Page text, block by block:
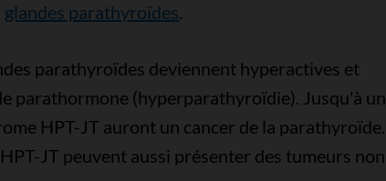
glandes parathyroïdes.
parathyroïdes deviennent hyperactives et
parathormone (hyperparathyroïdie). Jusqu'à un
HPT-JT auront un cancer de la parathyroïde.
JT peuvent aussi présenter des tumeurs non